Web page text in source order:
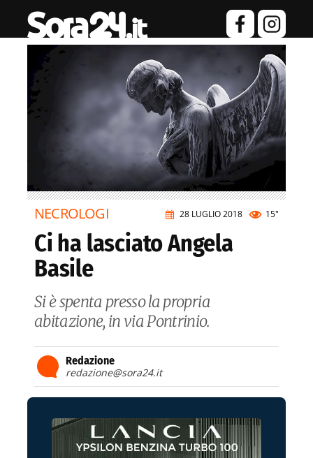
28 LUGLIO 2018 15"
NECROLOGI
Ci ha lasciato Angela
Basile
Si è spenta presso la propria
abitazione, in via Pontrinio.
Redazione
redazione@sora24.it